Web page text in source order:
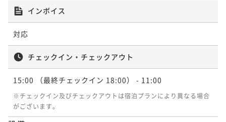
インボイス
対応
チェックイン・チェックアウト
15:00 （最終チェックイン 18:00） - 11:00
※チェックイン及びチェックアウトは宿泊プランにより異なる場合
がございます。